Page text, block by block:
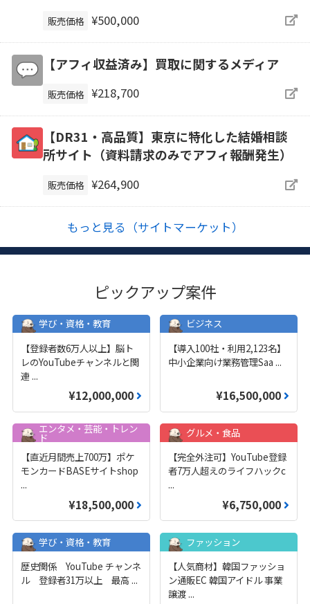
販売価格 ¥500,000
【アフィ収益済み】買取に関するメディア
販売価格 ¥218,700
【DR31・高品質】東京に特化した結婚相談
所サイト（資料請求のみでアフィ報酬発生）
販売価格 ¥264,900
もっと見る（サイトマーケット）
ピックアップ案件
学び・資格・教育
【登録者数6万人以上】脳ト
レのYouTubeチャンネルと関
連 ...
¥12,000,000
ビジネス
【導入100社・利用2,123名】
中小企業向け業務管理Saa ...
¥16,500,000
エンタメ・芸能・トレン
ド
【直近月間売上700万】ポケ
モンカードBASEサイトshop
...
¥18,500,000
グルメ・食品
【完全外注可】YouTube登録
者7万人超えのライフハックc
...
¥6,750,000
学び・資格・教育
歴史関係 YouTube チャンネ
ル 登録者31万以上 最高 ...
ファッション
【人気商材】韓国ファッショ
ン通販EC 韓国アイドル 事業
譲渡 ...